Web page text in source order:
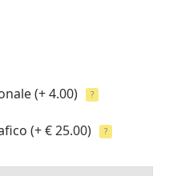
(+ 4.00) ?
(+ € 25.00) ?